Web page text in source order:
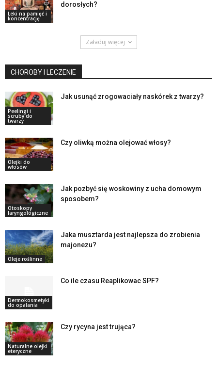
Leki na pamięć i
koncentrację
dorosłych?
Załaduj więcej
CHOROBY I LECZENIE
Peelingi i
scruby do
twarzy
Jak usunąć zrogowaciały naskórek z twarzy?
Olejki do
włosów
Czy oliwką można olejować włosy?
Otoskopy
laryngologiczne
Jak pozbyć się woskowiny z ucha domowym
sposobem?
Oleje roślinne
Jaka musztarda jest najlepsza do zrobienia
majonezu?
Dermokosmetyki
do opalania
Co ile czasu Reaplikowac SPF?
Naturalne olejki
eteryczne
Czy rycyna jest trująca?